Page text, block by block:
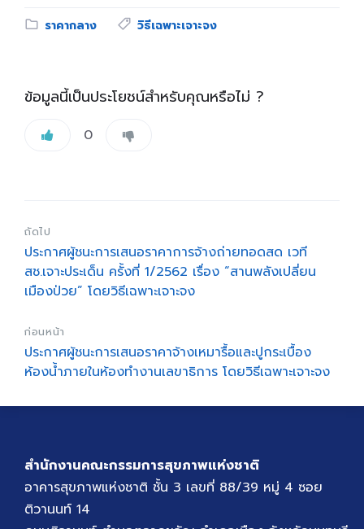
Category:
ราคากลาง Tags:
วิธีเฉพาะเจาะจง
ข้อมูลนี้เป็นประโยชน์สำหรับคุณหรือไม่ ?
0
ถัดไป
ประกาศผู้ชนะการเสนอราคาการจ้างถ่ายทอดสด เวที
สช.เจาะประเด็น ครั้งที่ 1/2562 เรื่อง “สานพลังเปลี่ยน
เมืองป่วย” โดยวิธีเฉพาะเจาะจง
ก่อนหน้า
ประกาศผู้ชนะการเสนอราคาจ้างเหมารื้อและปูกระเบื้อง
ห้องน้ำภายในห้องทำงานเลขาธิการ โดยวิธีเฉพาะเจาะจง
สำนักงานคณะกรรมการสุขภาพแห่งชาติ
อาคารสุขภาพแห่งชาติ ชั้น 3 เลขที่ 88/39 หมู่ 4 ซอย
ติวานนท์ 14